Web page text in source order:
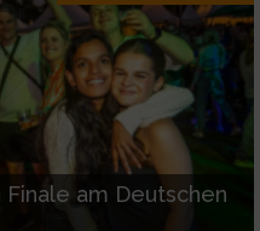
am Deutschen